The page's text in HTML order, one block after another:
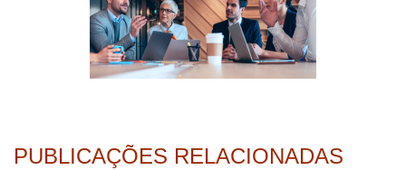
PUBLICAÇÕES RELACIONADAS